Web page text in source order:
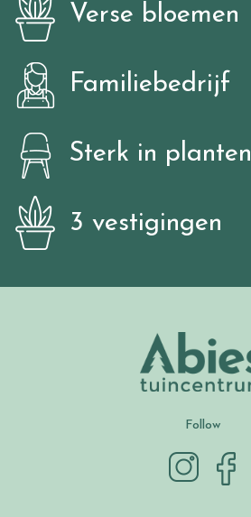
Verse bloemen
Familiebedrijf
Sterk in planten
3 vestigingen
Follow